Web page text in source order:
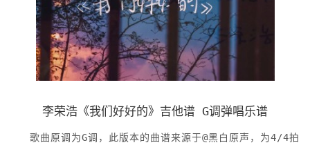
李荣浩《我们好好的》吉他谱 G调弹唱乐谱
歌曲原调为G调，此版本的曲谱来源于@黑白原声，为4/4拍